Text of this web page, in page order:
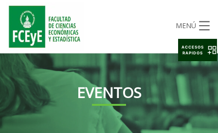
MENÚ
EVENTOS
ACCESOS
RAPIDOS